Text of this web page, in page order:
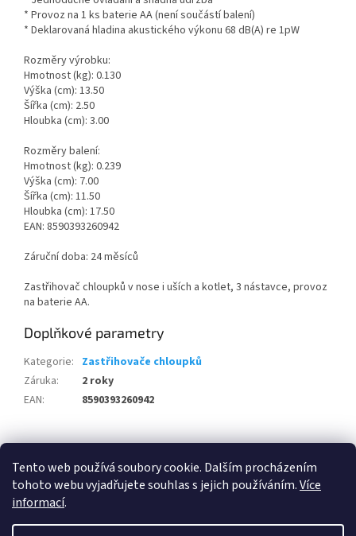
Tento web používá soubory cookie. Dalším procházením
tohoto webu vyjadřujete souhlas s jejich používáním.Více
informací.
* Provoz na 1 ks baterie AA (není součástí balení)
* Deklarovaná hladina akustického výkonu 68 dB(A) re 1pW
Rozměry výrobku:
Hmotnost (kg): 0.130
Výška (cm): 13.50
Šířka (cm): 2.50
Hloubka (cm): 3.00
Rozměry balení:
Hmotnost (kg): 0.239
Výška (cm): 7.00
Šířka (cm): 11.50
Hloubka (cm): 17.50
EAN: 8590393260942
Záruční doba: 24 měsíců
Zastřihovač chloupků v nose i uších a kotlet, 3 nástavce, provoz
na baterie AA.
Doplňkové parametry
Kategorie: Zastřihovače chloupků
Záruka:
2 roky
EAN: 8590393260942
Z
100 % zákazníků Heureka.cz nás doporučuje! Zboží.cz Firmy.cz